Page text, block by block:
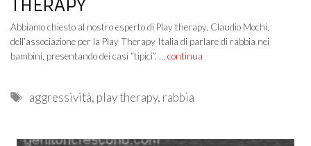
THERAPY
Abbiamo chiesto al nostro esperto di Play therapy, Claudio Mochi,
dell’associazione per la Play Therapy Italia di parlare di rabbia nei
bambini, presentando dei casi “tipici”. … continua
Tags
aggressività, play therapy, rabbia